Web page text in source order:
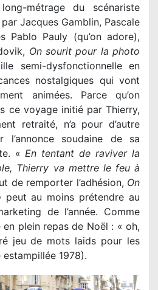
métrage du scénariste
Jacques Gamblin, Pascale
Pablo Pauly (qu’on adore),
On sourit pour la photo
semi-dysfonctionnelle en
nostalgiques qui vont
animées. Parce qu’on
ce voyage initié par Thierry,
retraité, n’a pour d’autre
soudaine de sa
«En tentant de raviver la
Thierry va mettre le feu à
de remporter l’adhésion, On
peut au moins prétendre au
de l’année. Comme
plein repas de Noël : « oh,
jeu de mots laids pour les
1978).